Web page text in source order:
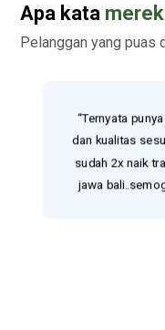
Apa kata
Pelanggan yang puas
“Ternyata
dan kualitas
sudah 2x naik
jawa